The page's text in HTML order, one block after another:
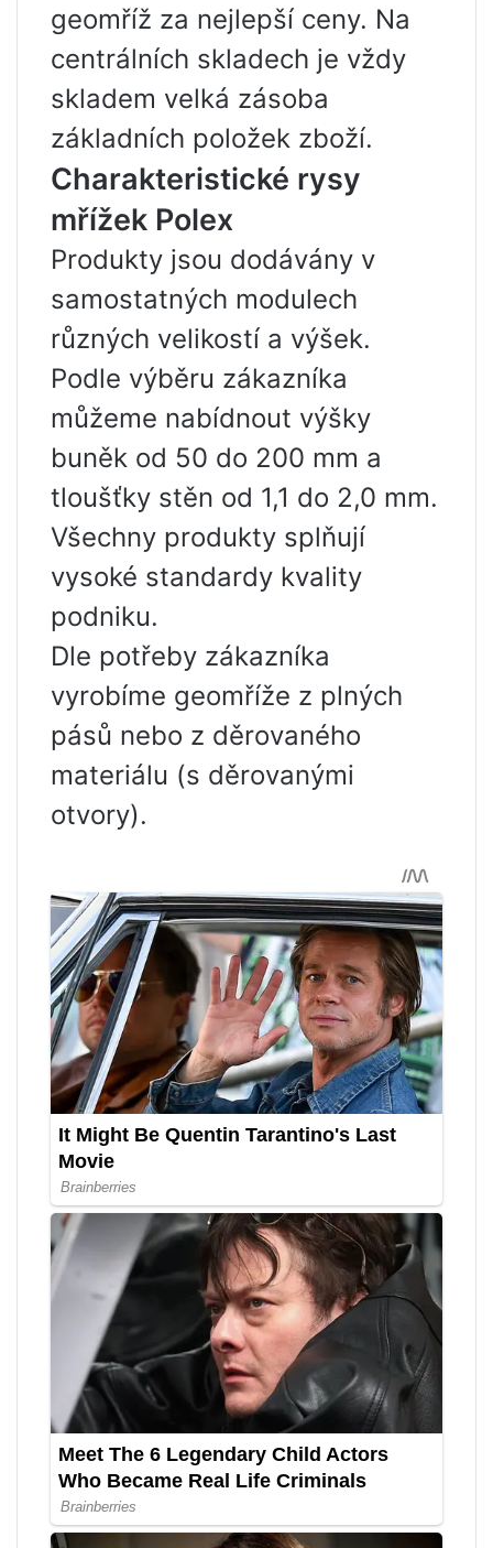
geomříž za nejlepší ceny. Na
centrálních skladech je vždy
skladem velká zásoba
základních položek zboží.
Charakteristické rysy
mřížek Polex
Produkty jsou dodávány v
samostatných modulech
různých velikostí a výšek.
Podle výběru zákazníka
můžeme nabídnout výšky
buněk od 50 do 200 mm a
tloušťky stěn od 1,1 do 2,0 mm.
Všechny produkty splňují
vysoké standardy kvality
podniku.
Dle potřeby zákazníka
vyrobíme geomříže z plných
pásů nebo z děrovaného
materiálu (s děrovanými
otvory).